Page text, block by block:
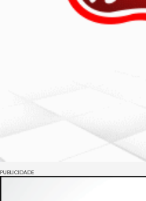
PUBLICIDADE